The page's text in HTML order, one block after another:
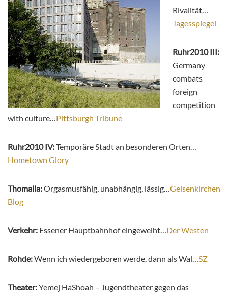
Rivalität…
Tagesspiegel
Ruhr2010 III:
Germany
combats
foreign
competition
with culture…Pittsburgh Tribune
Ruhr2010 IV:Temporäre Stadt an besonderen Orten…
Hometown Glory
Thomalla:Orgasmusfähig, unabhängig, lässig…Gelsenkirchen
Blog
Verkehr: Essener Hauptbahnhof eingeweiht…Der Westen
Rohde:Wenn ich wiedergeboren werde, dann als Wal…SZ
Theater:Yemej HaShoah – Jugendtheater gegen das